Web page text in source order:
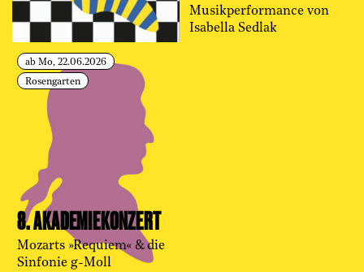
Musikperformance von
Isabella Sedlak
ab Mo, 22.06.2026
Rosengarten
8. AKADEMIE­KONZERT
Mozarts »Requiem« & die
Sinfonie g-Moll